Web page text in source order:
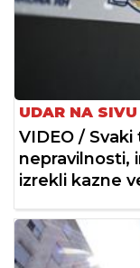
UDAR NA
VIDEO /
nepravilnosti,
izrekli kazne